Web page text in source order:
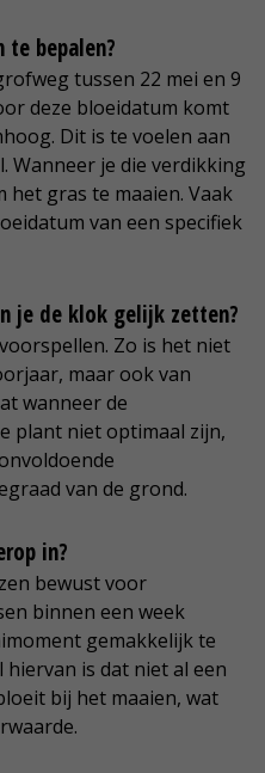
bepalen?
tussen 22 mei en 9
deze bloeidatum komt
Dit is te voelen aan
Wanneer je die verdikking
gras te maaien. Vaak
van een specifiek
je de klok gelijk zetten?
Zo is het niet
maar ook van
wanneer de
plant niet optimaal zijn,
van de grond.
in?
bewust voor
binnen een week
gemakkelijk te
hiervan is dat niet al een
bij het maaien, wat